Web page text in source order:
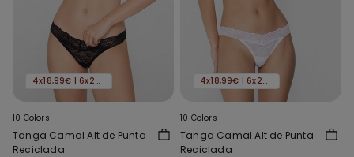
4x18,99€ | 6x24,99€
10 Colors
Tanga Camal Alt de Punta
Reciclada
4x18,99€ | 6x24,99€
10 Colors
Tanga Camal Alt de Punta
Reciclada